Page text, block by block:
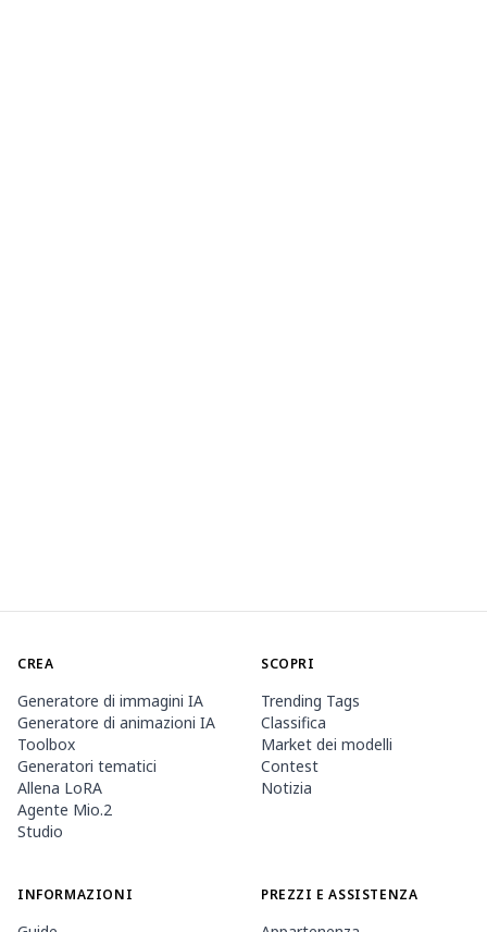
CREA
Generatore di immagini IA
Generatore di animazioni IA
Toolbox
Generatori tematici
Allena LoRA
Agente Mio.2
Studio
SCOPRI
Trending Tags
Classifica
Market dei modelli
Contest
Notizia
INFORMAZIONI PREZZI E ASSISTENZA